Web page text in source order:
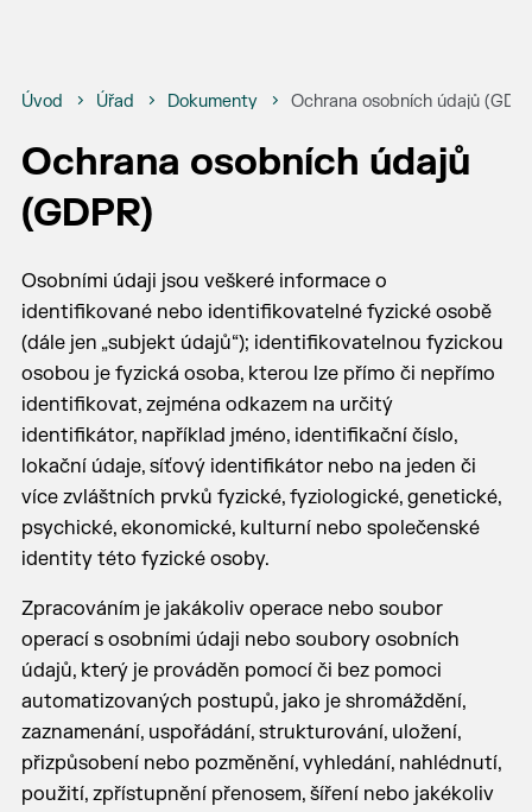
Úvod Úřad Dokumenty Ochrana osobních údajů
Ochrana osobních údajů
(GDPR)
Osobními údaji jsou veškeré informace o
identifikované nebo identifikovatelné fyzické osobě
(dále jen „subjekt údajů“); identifikovatelnou fyzickou
osobou je fyzická osoba, kterou lze přímo či nepřímo
identifikovat, zejména odkazem na určitý
identifikátor, například jméno, identifikační číslo,
lokační údaje, síťový identifikátor nebo na jeden či
více zvláštních prvků fyzické, fyziologické, genetické,
psychické, ekonomické, kulturní nebo společenské
identity této fyzické osoby.
Zpracováním je jakákoliv operace nebo soubor
operací s osobními údaji nebo soubory osobních
údajů, který je prováděn pomocí či bez pomoci
automatizovaných postupů, jako je shromáždění,
zaznamenání, uspořádání, strukturování, uložení,
přizpůsobení nebo pozměnění, vyhledání, nahlédnutí,
použití, zpřístupnění přenosem, šíření nebo jakékoliv